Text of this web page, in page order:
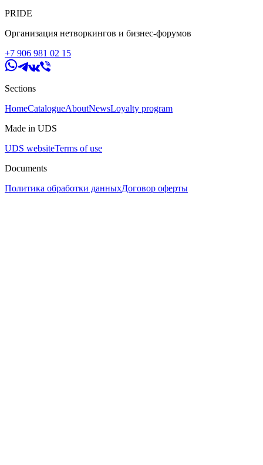
PRIDE
Организация нетворкингов и бизнес-форумов
+7 906 981 02 15
Sections
HomeCatalogueAboutNewsLoyalty program
Made in UDS
UDS websiteTerms of use
Documents
Политика обработки данныхДоговор оферты